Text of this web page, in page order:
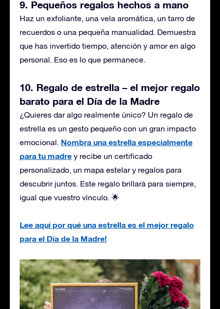
9. Pequeños regalos hechos a mano
Haz un exfoliante, una vela aromática, un tarro de
recuerdos o una pequeña manualidad. Demuestra
que has invertido tiempo, atención y amor en algo
personal. Eso es lo que permanece.
10. Regalo de estrella – el mejor regalo
barato para el Día de la Madre
¿Quieres dar algo realmente único? Un regalo de
estrella es un gesto pequeño con un gran impacto
emocional. Nombra una estrella especialmente
para tu madre y recibe un certificado
personalizado, un mapa estelar y regalos para
descubrir juntos. Este regalo brillará para siempre,
igual que vuestro vínculo. 🌟
Lee aquí por qué una estrella es el mejor regalo
para el Día de la Madre!